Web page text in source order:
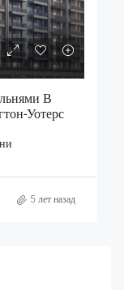
В
Уотерс
5 лет назад